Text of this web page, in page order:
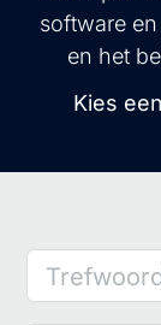
software
en het
Kies